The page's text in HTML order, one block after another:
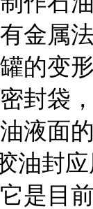
金属
的变
封袋
液面
油封
是目